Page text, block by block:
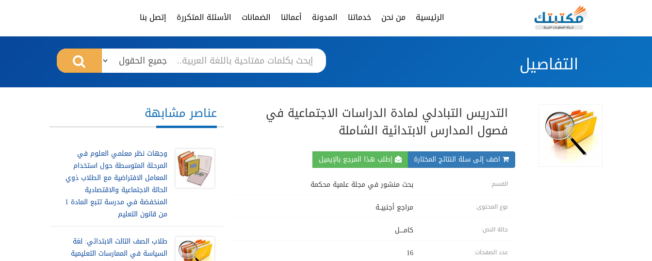
الرئيسية من نحن خدماتنا المدونة أعمالنا الضمانات الأسئلة المتكررة إتصل بنا
التفاصيل
التدريس التبادلي لمادة الدراسات الاجتماعية في
فصول المدارس الابتدائية الشاملة
اضف إلى سلة النتائج المختارة إطلب هذا المرجع بالإيميل
القسم: بحث منشور في مجلة علمية محكمة
نوع المحتوى: مراجع أجنبيــة
حالة النص: كامــــل
عدد الصفحات: 16
عناصر مشابهة
وجهات نظر معلمي العلوم في
المرحلة المتوسطة حول استخدام
المعامل الافتراضية مع الطلاب ذوي
الحالة الاجتماعية والاقتصادية
المنخفضة في مدرسة تتبع المادة 1
من قانون التعليم
طلاب الصف الثالث الابتدائي: لغة
السياسة في الممارسات التعليمية